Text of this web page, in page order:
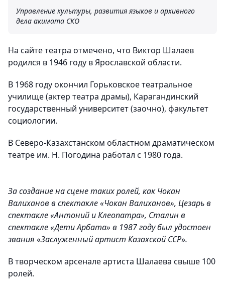
Управление культуры, развития языков и архивного
дела акимата СКО
На сайте театра отмечено, что Виктор Шалаев
родился в 1946 году в Ярославской области.
В 1968 году окончил Горьковское театральное
училище (актер театра драмы), Карагандинский
государственный университет (заочно), факультет
социологии.
В Северо-Казахстанском областном драматическом
театре им. Н. Погодина работал с 1980 года.
За создание на сцене таких ролей, как Чокан
Валиханов в спектакле «Чокан Валиханов», Цезарь в
спектакле «Антоний и Клеопатра», Сталин в
спектакле «Дети Арбата» в 1987 году был удостоен
звания «Заслуженный артист Казахской ССР».
В творческом арсенале артиста Шалаева свыше 100
ролей.